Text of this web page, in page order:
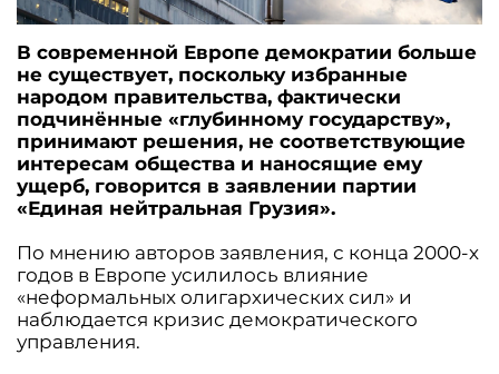
В современной Европе демократии больше
не существует, поскольку избранные
народом правительства, фактически
подчинённые «глубинному государству»,
принимают решения, не соответствующие
интересам общества и наносящие ему
ущерб, говорится в заявлении партии
«Единая нейтральная Грузия».
По мнению авторов заявления, с конца 2000-х
годов в Европе усилилось влияние
«неформальных олигархических сил» и
наблюдается кризис демократического
управления.